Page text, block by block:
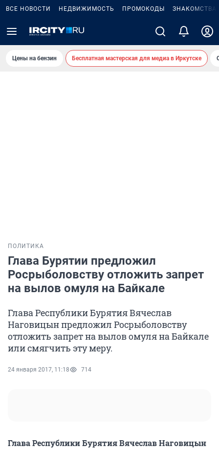
ВСЕ НОВОСТИ НЕДВИЖИМОСТЬ ПРОМОКОДЫ ЗНАКОМСТВА
Цены на бензин Бесплатная мастерская для медиа в Иркутске
ПОЛИТИКА
Глава Бурятии предложил
Росрыболовству отложить запрет
на вылов омуля на Байкале
Глава Республики Бурятия Вячеслав
Наговицын предложил Росрыболовству
отложить запрет на вылов омуля на Байкале
или смягчить эту меру.
24 января 2017, 11:18 714
Глава Республики Бурятия Вячеслав Наговицын